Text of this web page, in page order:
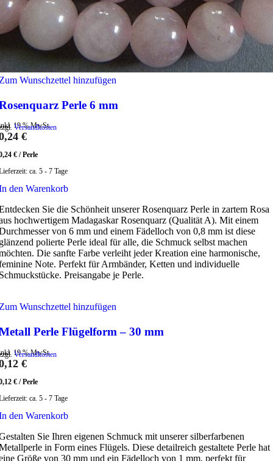
Wunschzettel hinzufügen
Perle 6 mm
19 % MwSt.
Versandkosten
€
€ /Perle
ca. 5 - 7 Tage
den Warenkorb
Sie die Schönheit unserer Rosenquarz Perle in zartem Rosa
hochwertigem Madagaskar Rosenquarz (Qualität A). Mit einem
von 6 mm und einem Fädelloch von 0,8 mm ist diese
polierte Perle ideal für alle, die Schmuck selbst machen
Die sanfte Farbe verleiht jeder Kreation eine harmonische,
Note. Perfekt für Armbänder, Ketten und individuelle
Preisangabe je Perle.
Wunschzettel hinzufügen
Perle Flügelform – 30 mm
19 % MwSt.
Versandkosten
€
€ /Perle
ca. 5 - 7 Tage
den Warenkorb
Sie Ihren eigenen Schmuck mit unserer silberfarbenen
in Form eines Flügels. Diese detailreich gestaltete Perle hat
Größe von 30 mm und ein Fädelloch von 1 mm, perfekt für